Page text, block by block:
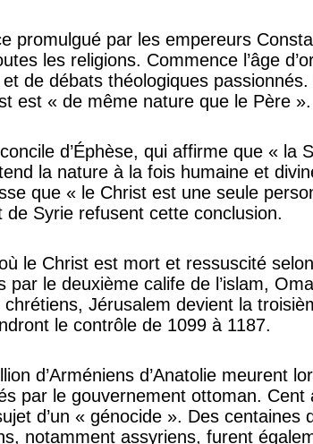
promulgué par les empereurs
les religions. Commence l’âge
de débats théologiques
est « de même nature que le Père ».
d’Éphèse, qui affirme que « la
la nature à la fois humaine et
que « le Christ est une seule
de Syrie refusent cette conclusion.
le Christ est mort et ressuscité
par le deuxième calife de l’islam,
Jérusalem devient la
le contrôle de 1099 à 1187.
d’Arméniens d’Anatolie meurent
par le gouvernement ottoman.
d’un « génocide ». Des centaines
notamment assyriens, furent